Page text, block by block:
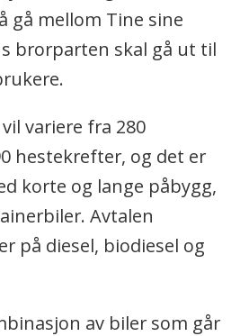
gå mellom Tine sine
brorparten skal gå ut til
variere fra 280
hestekrefter, og det er
korte og lange påbygg,
Avtalen
på diesel, biodiesel og
av biler som går